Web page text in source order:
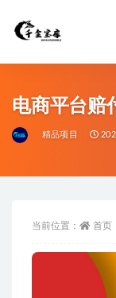
电商平台赔
精品项目
当前位置： 首页